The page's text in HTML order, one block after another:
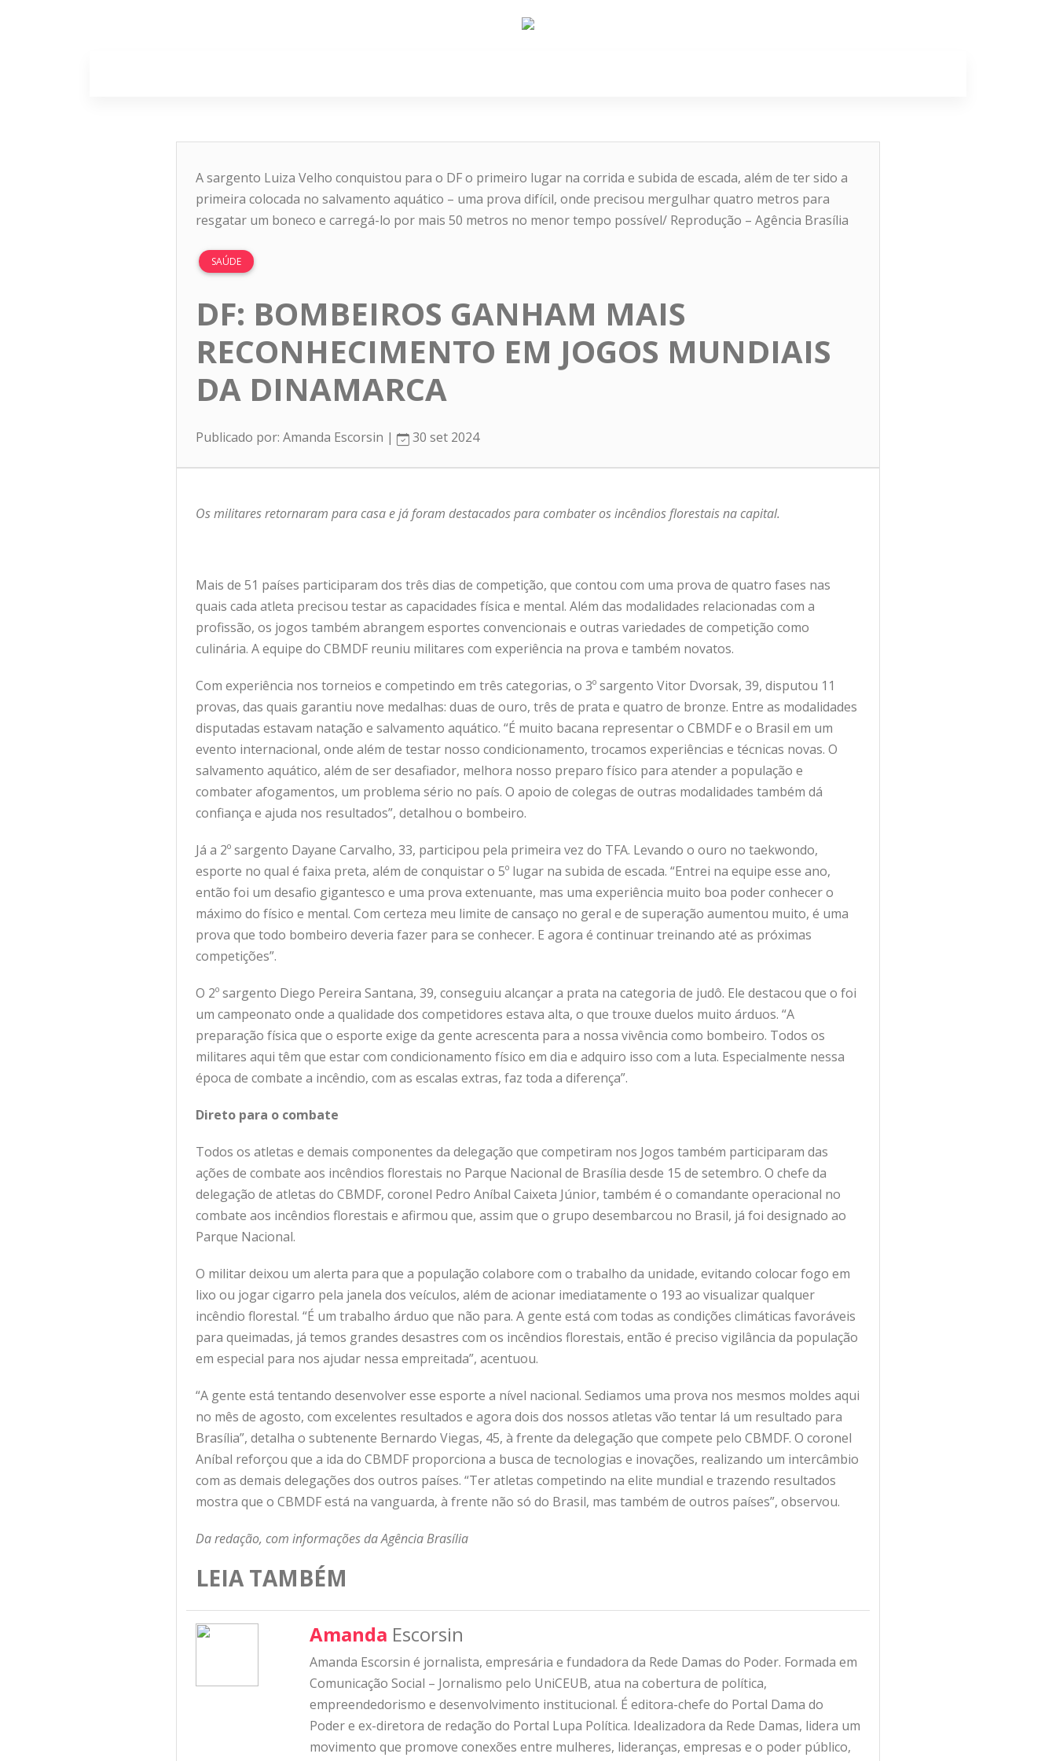
A sargento Luiza Velho conquistou para o DF o primeiro lugar na corrida e subida de escada, além de ter sido a
primeira colocada no salvamento aquático – uma prova difícil, onde precisou mergulhar quatro metros para
resgatar um boneco e carregá-lo por mais 50 metros no menor tempo possível/ Reprodução – Agência Brasília
SAÚDE
DF: BOMBEIROS GANHAM MAIS
RECONHECIMENTO EM JOGOS MUNDIAIS
DA DINAMARCA
Publicado por: Amanda Escorsin | 30 set 2024
Os militares retornaram para casa e já foram destacados para combater os incêndios florestais na capital.
Mais de 51 países participaram dos três dias de competição, que contou com uma prova de quatro fases nas
quais cada atleta precisou testar as capacidades física e mental. Além das modalidades relacionadas com a
profissão, os jogos também abrangem esportes convencionais e outras variedades de competição como
culinária. A equipe do CBMDF reuniu militares com experiência na prova e também novatos.
Com experiência nos torneios e competindo em três categorias, o 3º sargento Vitor Dvorsak, 39, disputou 11
provas, das quais garantiu nove medalhas: duas de ouro, três de prata e quatro de bronze. Entre as modalidades
disputadas estavam natação e salvamento aquático. “É muito bacana representar o CBMDF e o Brasil em um
evento internacional, onde além de testar nosso condicionamento, trocamos experiências e técnicas novas. O
salvamento aquático, além de ser desafiador, melhora nosso preparo físico para atender a população e
combater afogamentos, um problema sério no país. O apoio de colegas de outras modalidades também dá
confiança e ajuda nos resultados”, detalhou o bombeiro.
Já a 2º sargento Dayane Carvalho, 33, participou pela primeira vez do TFA. Levando o ouro no taekwondo,
esporte no qual é faixa preta, além de conquistar o 5º lugar na subida de escada. “Entrei na equipe esse ano,
então foi um desafio gigantesco e uma prova extenuante, mas uma experiência muito boa poder conhecer o
máximo do físico e mental. Com certeza meu limite de cansaço no geral e de superação aumentou muito, é uma
prova que todo bombeiro deveria fazer para se conhecer. E agora é continuar treinando até as próximas
competições”.
O 2º sargento Diego Pereira Santana, 39, conseguiu alcançar a prata na categoria de judô. Ele destacou que o foi
um campeonato onde a qualidade dos competidores estava alta, o que trouxe duelos muito árduos. “A
preparação física que o esporte exige da gente acrescenta para a nossa vivência como bombeiro. Todos os
militares aqui têm que estar com condicionamento físico em dia e adquiro isso com a luta. Especialmente nessa
época de combate a incêndio, com as escalas extras, faz toda a diferença”.
Direto para o combate
Todos os atletas e demais componentes da delegação que competiram nos Jogos também participaram das
ações de combate aos incêndios florestais no Parque Nacional de Brasília desde 15 de setembro. O chefe da
delegação de atletas do CBMDF, coronel Pedro Aníbal Caixeta Júnior, também é o comandante operacional no
combate aos incêndios florestais e afirmou que, assim que o grupo desembarcou no Brasil, já foi designado ao
Parque Nacional.
O militar deixou um alerta para que a população colabore com o trabalho da unidade, evitando colocar fogo em
lixo ou jogar cigarro pela janela dos veículos, além de acionar imediatamente o 193 ao visualizar qualquer
incêndio florestal. “É um trabalho árduo que não para. A gente está com todas as condições climáticas favoráveis
para queimadas, já temos grandes desastres com os incêndios florestais, então é preciso vigilância da população
em especial para nos ajudar nessa empreitada”, acentuou.
“A gente está tentando desenvolver esse esporte a nível nacional. Sediamos uma prova nos mesmos moldes aqui
no mês de agosto, com excelentes resultados e agora dois dos nossos atletas vão tentar lá um resultado para
Brasília”, detalha o subtenente Bernardo Viegas, 45, à frente da delegação que compete pelo CBMDF. O coronel
Aníbal reforçou que a ida do CBMDF proporciona a busca de tecnologias e inovações, realizando um intercâmbio
com as demais delegações dos outros países. “Ter atletas competindo na elite mundial e trazendo resultados
mostra que o CBMDF está na vanguarda, à frente não só do Brasil, mas também de outros países”, observou.
Da redação, com informações da Agência Brasília
LEIA TAMBÉM
Amanda Escorsin
Amanda Escorsin é jornalista, empresária e fundadora da Rede Damas do Poder. Formada em
Comunicação Social – Jornalismo pelo UniCEUB, atua na cobertura de política,
empreendedorismo e desenvolvimento institucional. É editora-chefe do Portal Dama do
Poder e ex-diretora de redação do Portal Lupa Política. Idealizadora da Rede Damas, lidera um
movimento que promove conexões entre mulheres, lideranças, empresas e o poder público,